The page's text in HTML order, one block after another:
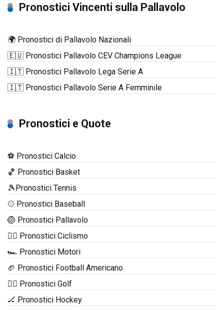
Pronostici Vincenti sulla Pallavolo
🌍 Pronostici di Pallavolo Nazionali
🇪🇺 Pronostici Pallavolo CEV Champions League
🇮🇹 Pronostici Pallavolo Lega Serie A
🇮🇹 Pronostici Pallavolo Serie A Femminile
Pronostici e Quote
⚽ Pronostici Calcio
🏀 Pronostici Basket
🎾Pronostici Tennis
⚾ Pronostici Baseball
🏐 Pronostici Pallavolo
🚴‍♂️ Pronostici Ciclismo
🏎️ Pronostici Motori
🏈 Pronostici Football Americano
🏌️‍♂️ Pronostici Golf
🏒 Pronostici Hockey